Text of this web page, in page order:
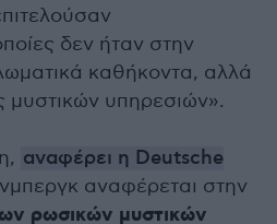
δεν ήταν στην
καθήκοντα, αλλά
μυστικών υπηρεσιών».
αναφέρει η Deutsche
αναφέρεται στην
ρωσικών μυστικών